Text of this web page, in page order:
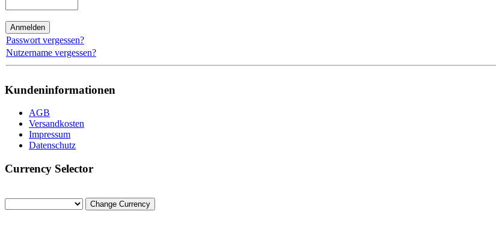
Passwort vergessen?
Nutzername vergessen?
Kundeninformationen
AGB
Versandkosten
Impressum
Datenschutz
Currency Selector